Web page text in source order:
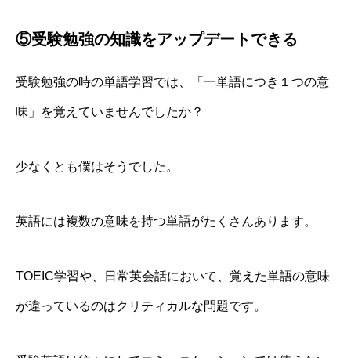
⑤受験勉強の知識をアップデートできる
受験勉強の時の単語学習では、 「一単語につき１つの意
味」 を覚えていませんでしたか？
少なくとも僕はそうでした。
英語には複数の意味を持つ単語がたくさんあります。
TOEIC学習や、日常英会話において、覚えた単語の意味
が違っているのはクリティカルな問題です。